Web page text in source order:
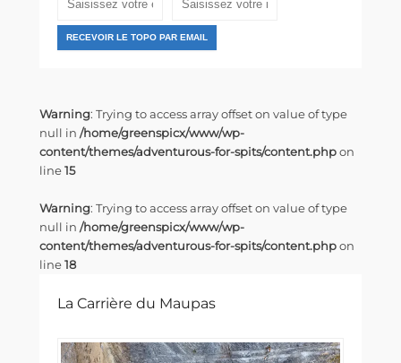
RECEVOIR LE TOPO PAR EMAIL
Warning: Trying to access array offset on value of type
null in /home/greenspicx/www/wp-
content/themes/adventurous-for-spits/content.phpon
line15
Warning: Trying to access array offset on value of type
null in /home/greenspicx/www/wp-
content/themes/adventurous-for-spits/content.phpon
line18
La Carrière du Maupas